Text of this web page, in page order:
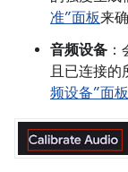
准”面板来
音频设备
且已连接的
频设备”面板